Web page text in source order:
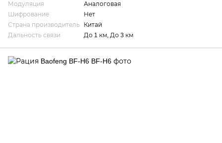
Модуляция
Аналоговая
Шифрование
Нет
Страна производитель
Китай
Дальность связи
До 1 км, До 3 км